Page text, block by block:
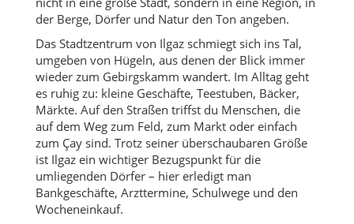
der Berge, Dörfer und Natur den Ton angeben.
Das Stadtzentrum von Ilgaz schmiegt sich ins Tal,
umgeben von Hügeln, aus denen der Blick immer
wieder zum Gebirgskamm wandert. Im Alltag geht
es ruhig zu: kleine Geschäfte, Teestuben, Bäcker,
Märkte. Auf den Straßen triffst du Menschen, die
auf dem Weg zum Feld, zum Markt oder einfach
zum Çay sind. Trotz seiner überschaubaren Größe
ist Ilgaz ein wichtiger Bezugspunkt für die
umliegenden Dörfer – hier erledigt man
Bankgeschäfte, Arzttermine, Schulwege und den
Wocheneinkauf.